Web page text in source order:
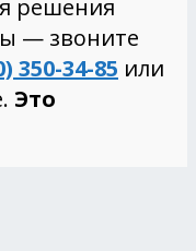
решения
— звоните
350-34-85 или
Это